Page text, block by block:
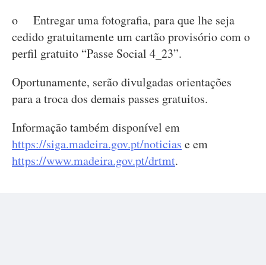
o Entregar uma fotografia, para que lhe seja
cedido gratuitamente um cartão provisório com o
perfil gratuito “Passe Social 4_23”.
Oportunamente, serão divulgadas orientações
para a troca dos demais passes gratuitos.
Informação também disponível em
https://siga.madeira.gov.pt/noticias e em
https://www.madeira.gov.pt/drtmt.